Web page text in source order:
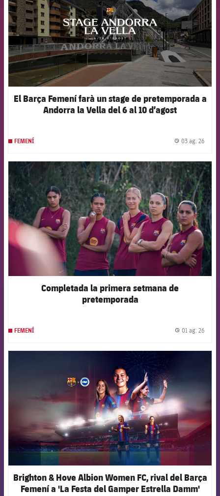
El Barça Femení farà un stage de pretemporada a
Andorra la Vella del 6 al 10 d’agost
FEMENÍ 03 ag. 26
FCB Barcelona badge
Completada la primera setmana de
pretemporada
FEMENÍ 01 ag. 26
FCB Barcelona badge
Brighton & Hove Albion Women FC, rival del Barça
Femení a 'La Festa del Gamper Estrella Damm'